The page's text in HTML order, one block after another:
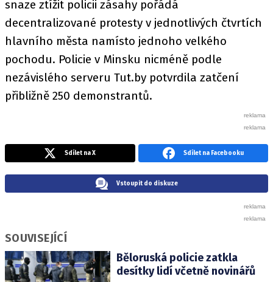
snaze ztížit policii zásahy pořádá
decentralizované protesty v jednotlivých čtvrtích
hlavního města namísto jednoho velkého
pochodu. Policie v Minsku nicméně podle
nezávislého serveru Tut.by potvrdila zatčení
přibližně 250 demonstrantů.
Sdílet na X Sdílet na Facebooku
Vstoupit do diskuze
SOUVISEJÍCÍ
Běloruská policie zatkla
desítky lidí včetně novinářů